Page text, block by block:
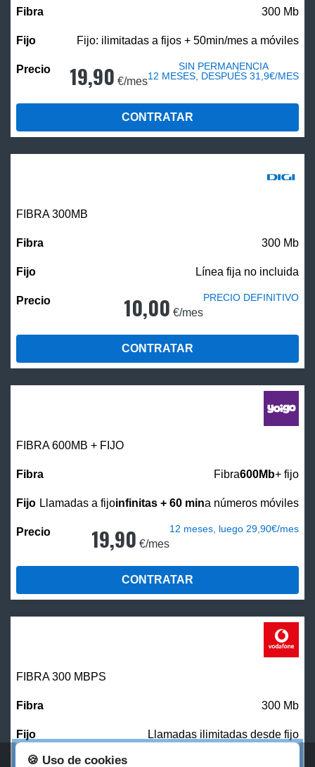
300 Mb
Fijo: ilimitadas a fijos + 50min/mes a móviles
19,90 €/mes
SIN PERMANENCIA
12 MESES, DESPUÉS 31,9€/MES
CONTRATAR
FIBRA 300MB
300 Mb
Línea fija no incluida
10,00 €/mes
PRECIO DEFINITIVO
CONTRATAR
FIBRA 600MB + FIJO
Fibra600Mb+ fijo
Llamadas a fijoinfinitas + 60 mina números móviles
19,90 €/mes
12 meses, luego 29,90€/mes
CONTRATAR
FIBRA 300 MBPS
300 Mb
Llamadas ilimitadas desde fijo
🍪 Uso de cookies